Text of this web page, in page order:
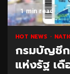
1 min read
HOT NEWS
กรมบัญชีก
แห่งรัฐ เดื